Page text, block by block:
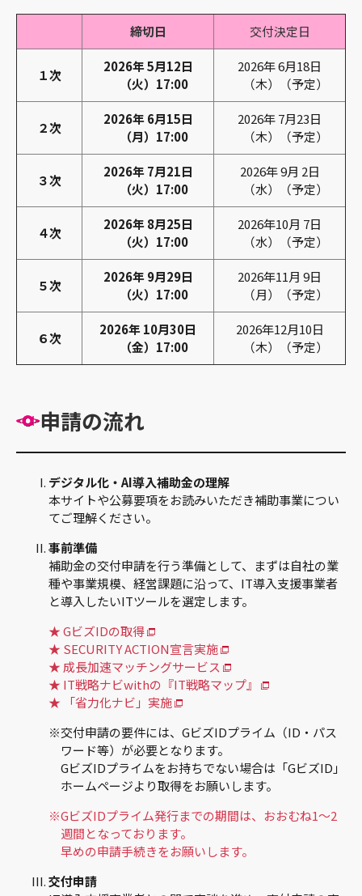
締切日 交付決定日
１次
2026年 5月12日
（火）17:00
2026年 6月18日
（木）（予定）
２次
2026年 6月15日
（月）17:00
2026年 7月23日
（木）（予定）
３次
2026年 7月21日
（火）17:00
2026年 9月 2日
（水）（予定）
４次
2026年 8月25日
（火）17:00
2026年10月 7日
（水）（予定）
５次
2026年 9月29日
（火）17:00
2026年11月 9日
（月）（予定）
６次
2026年 10月30日
（金）17:00
2026年12月10日
（木）（予定）
申請の流れ
デジタル化・AI導入補助金の理解
本サイトや公募要項をお読みいただき補助事業につい
てご理解ください。
事前準備
補助金の交付申請を行う準備として、まずは自社の業
種や事業規模、経営課題に沿って、IT導入支援事業者
と導入したいITツールを選定します。
★ GビズIDの取得
★ SECURITY ACTION宣言実施
★ 成長加速マッチングサービス
★ IT戦略ナビwithの『IT戦略マップ』
★ 「省力化ナビ」実施
※交付申請の要件には、GビズIDプライム（ID・パス
ワード等）が必要となります。
GビズIDプライムをお持ちでない場合は「GビズID」
ホームページより取得をお願いします。
※GビズIDプライム発行までの期間は、おおむね1～2
週間となっております。
早めの申請手続きをお願いします。
交付申請